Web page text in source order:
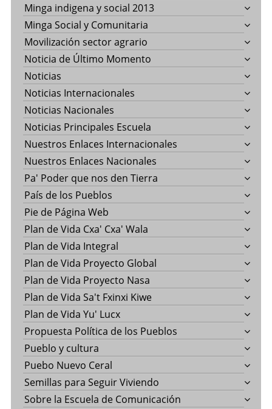
Minga indigena y social 2013
Minga Social y Comunitaria
Movilización sector agrario
Noticia de Último Momento
Noticias
Noticias Internacionales
Noticias Nacionales
Noticias Principales Escuela
Nuestros Enlaces Internacionales
Nuestros Enlaces Nacionales
Pa' Poder que nos den Tierra
País de los Pueblos
Pie de Página Web
Plan de Vida Cxa' Cxa' Wala
Plan de Vida Integral
Plan de Vida Proyecto Global
Plan de Vida Proyecto Nasa
Plan de Vida Sa't Fxinxi Kiwe
Plan de Vida Yu' Lucx
Propuesta Política de los Pueblos
Pueblo y cultura
Puebo Nuevo Ceral
Semillas para Seguir Viviendo
Sobre la Escuela de Comunicación